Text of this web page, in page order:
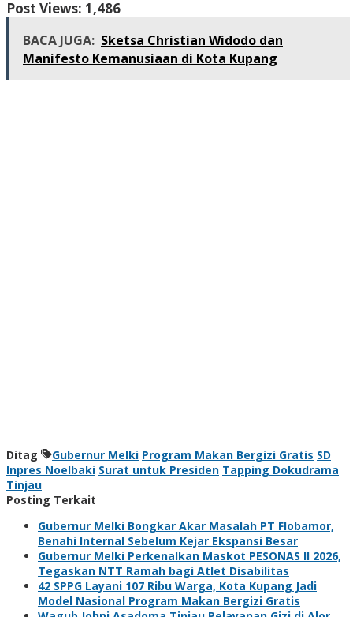
Post Views: 1,486
BACA JUGA: Sketsa Christian Widodo dan
Manifesto Kemanusiaan di Kota Kupang
Ditag Gubernur Melki Program Makan Bergizi Gratis SD
Inpres Noelbaki Surat untuk Presiden Tapping Dokudrama
Tinjau
Posting Terkait
Gubernur Melki Bongkar Akar Masalah PT Flobamor,
Benahi Internal Sebelum Kejar Ekspansi Besar
Gubernur Melki Perkenalkan Maskot PESONAS II 2026,
Tegaskan NTT Ramah bagi Atlet Disabilitas
42 SPPG Layani 107 Ribu Warga, Kota Kupang Jadi
Model Nasional Program Makan Bergizi Gratis